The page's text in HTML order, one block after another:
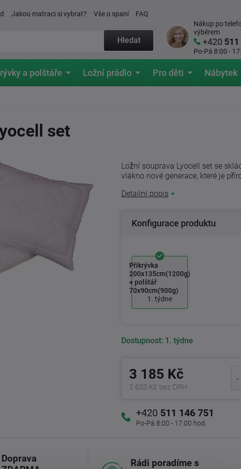
Jakou matraci si vybrat? Vše o spaní FAQ
Hledat
Nákup po
výběrem
+420 511
Po-Pá 8:00 -
a polštáře Ložní prádlo Pro děti Nábytek
set
Ložní souprava Lyocell set se
vlákno nové generace, které je
Detailní popis
Konfigurace produktu
Přikrývka
200x135cm(1200g)
+ polštář
70x90cm(900g)
1. týdne
Dostupnost: 1. týdne
3 185 Kč
2 633 Kč bez DPH
+420 511 146 751
Po-Pá 8:00 - 17:00 hod.
Doprava
Rádi poradíme s